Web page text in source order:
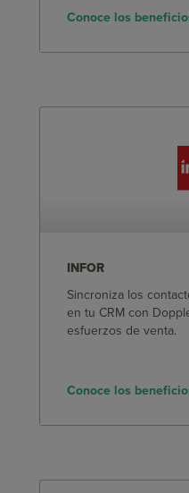
Conoce los
INFOR
Sincroniza los
en tu CRM con
esfuerzos de venta.
Conoce los